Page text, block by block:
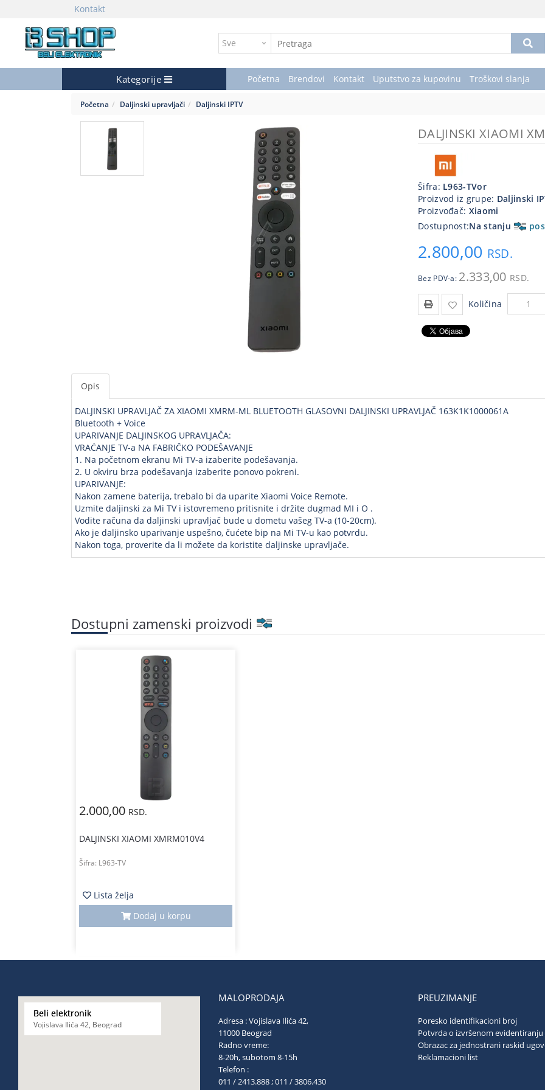
Kontakt
Kategorije Početna Brendovi Kontakt Uputstvo za kupovinu Troškovi slanja
Početna Daljinski upravljači Daljinski IPTV
DALJINSKI XIAOMI
Šifra: L963-TVor
Proizvod iz grupe: Daljinski
Proizvođač: Xiaomi
Dostupnost:Na stanju
2.800,00 RSD.
Bez PDV-a: 2.333,00 RSD.
Količina
Opis
DALJINSKI UPRAVLJAČ ZA XIAOMI XMRM-ML BLUETOOTH GLASOVNI DALJINSKI UPRAVLJAČ 163K1K1000061A
Bluetooth + Voice
UPARIVANJE DALJINSKOG UPRAVLJAČA:
VRAĆANJE TV-a NA FABRIČKO PODEŠAVANJE
1. Na početnom ekranu Mi TV-a izaberite podešavanja.
2. U okviru brza podešavanja izaberite ponovo pokreni.
UPARIVANJE:
Nakon zamene baterija, trebalo bi da uparite Xiaomi Voice Remote.
Uzmite daljinski za Mi TV i istovremeno pritisnite i držite dugmad MI i O .
Vodite računa da daljinski upravljač bude u dometu vašeg TV-a (10-20cm).
Ako je daljinsko uparivanje uspešno, čućete bip na Mi TV-u kao potvrdu.
Nakon toga, proverite da li možete da koristite daljinske upravljače.
Dostupni zamenski proizvodi
2.000,00 RSD.
DALJINSKI XIAOMI XMRM010V4
Šifra: L963-TV
Lista želja
Dodaj u korpu
Beli elektronik
Vojislava Ilića 42, Beograd
MALOPRODAJA
Adresa : Vojislava Ilića 42,
11000 Beograd
Radno vreme:
8-20h, subotom 8-15h
Telefon :
011 / 2413.888 ; 011 / 3806.430
PREUZIMANJE
Poresko identifikacioni broj
Potvrda o izvršenom evidentiranju
Obrazac za jednostrani raskid
Reklamacioni list